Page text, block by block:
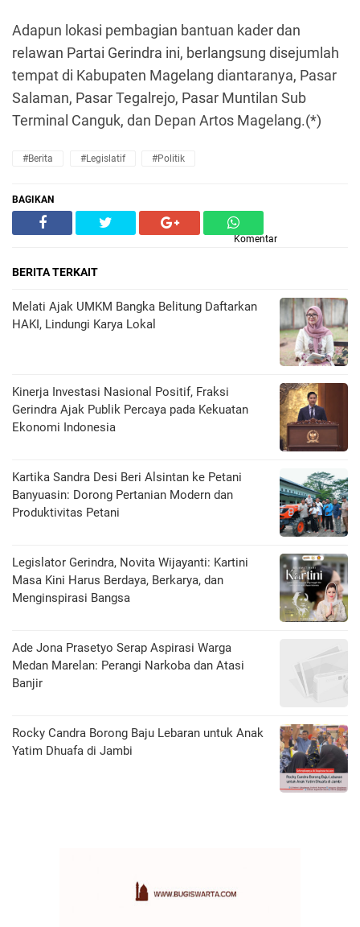
Adapun lokasi pembagian bantuan kader dan
relawan Partai Gerindra ini, berlangsung disejumlah
tempat di Kabupaten Magelang diantaranya, Pasar
Salaman, Pasar Tegalrejo, Pasar Muntilan Sub
Terminal Canguk, dan Depan Artos Magelang.(*)
#Berita #Legislatif #Politik
BAGIKAN
Komentar
BERITA TERKAIT
Melati Ajak UMKM Bangka Belitung Daftarkan
HAKI, Lindungi Karya Lokal
Kinerja Investasi Nasional Positif, Fraksi
Gerindra Ajak Publik Percaya pada Kekuatan
Ekonomi Indonesia
Kartika Sandra Desi Beri Alsintan ke Petani
Banyuasin: Dorong Pertanian Modern dan
Produktivitas Petani
Legislator Gerindra, Novita Wijayanti: Kartini
Masa Kini Harus Berdaya, Berkarya, dan
Menginspirasi Bangsa
Ade Jona Prasetyo Serap Aspirasi Warga
Medan Marelan: Perangi Narkoba dan Atasi
Banjir
Rocky Candra Borong Baju Lebaran untuk Anak
Yatim Dhuafa di Jambi